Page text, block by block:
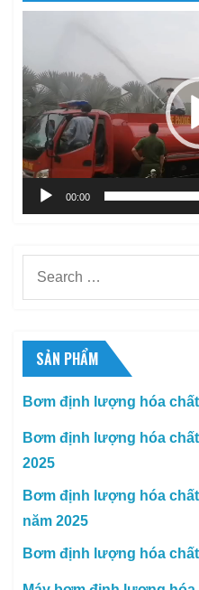
Video
00:00
SẢN PHẨM
Bơm định lượng hóa
Bơm định lượng hóa
2025
Bơm định lượng hóa
năm 2025
Bơm định lượng hóa